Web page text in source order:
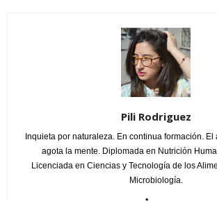
Pili Rodriguez
Inquieta por naturaleza. En continua formación.
agota la mente. Diplomada en Nutrición
Licenciada en Ciencias y Tecnología de los
Microbiología.